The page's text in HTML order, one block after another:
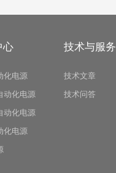
心
化电源
动化电源
动化电源
化电源
技术与服务
技术文章
技术问答